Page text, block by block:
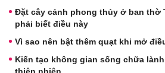
Đặt cây cảnh phong thủy ở ban thờ
phải biết điều này
Vì sao nên bật thêm quạt khi mở
Kiến tạo không gian sống chữa